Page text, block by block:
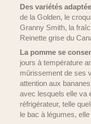
Des variétés
de la Golden, le
Granny Smith, la
Reinette grise du
La pomme se
jours à température
mûrissement de ses
attention aux
avec lesquels elle va
réfrigérateur, telle
le bac à légumes,